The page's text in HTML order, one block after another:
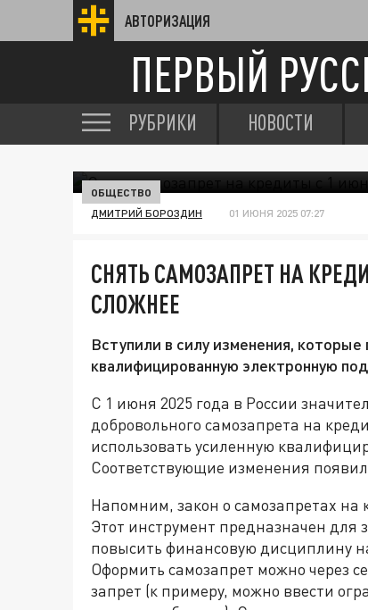
АВТОРИЗАЦИЯ
ПЕРВЫЙ
РУБРИКИ НОВОСТИ
ОБЩЕСТВО
ДМИТРИЙ БОРОЗДИН 01 ИЮНЯ 2025 07:27
СНЯТЬ САМОЗАПРЕТ НА
СЛОЖНЕЕ
Вступили в силу изменения,
квалифицированную электронную
С 1 июня 2025 года в России
добровольного самозапрета на
использовать усиленную
Соответствующие изменения
Напомним, закон о самозапретах на
Этот инструмент предназначен
повысить финансовую дисциплину
Оформить самозапрет можно через
запрет (к примеру, можно ввести